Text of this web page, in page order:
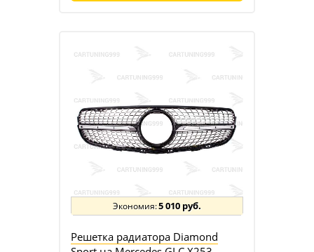
5 010 руб.
Решетка радиатора Diamond